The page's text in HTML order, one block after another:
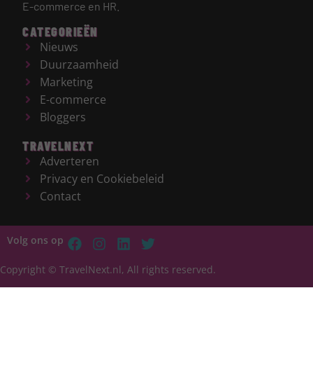
E-commerce en HR.
CATEGORIEËN
Nieuws
Duurzaamheid
Marketing
E-commerce
Bloggers
TRAVELNEXT
Adverteren
Privacy en Cookiebeleid
Contact
Volg ons op
Copyright © TravelNext.nl, All rights reserved.